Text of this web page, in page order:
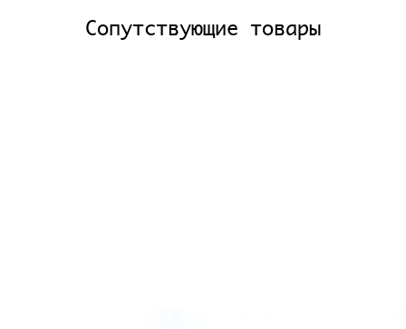
Сопутствующие товары